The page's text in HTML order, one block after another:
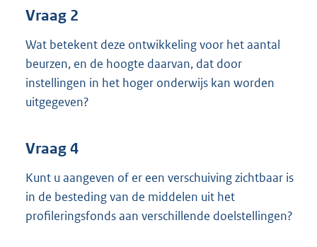
Vraag 2
Wat betekent deze ontwikkeling voor het aantal
beurzen, en de hoogte daarvan, dat door
instellingen in het hoger onderwijs kan worden
uitgegeven?
Vraag 4
Kunt u aangeven of er een verschuiving zichtbaar is
in de besteding van de middelen uit het
profileringsfonds aan verschillende doelstellingen?